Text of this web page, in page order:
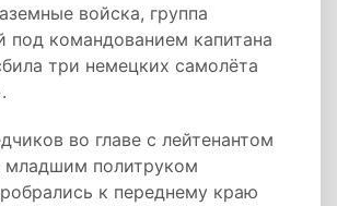
войска, группа
под командованием капитана
три немецких самолёта
во главе с лейтенантом
политруком
к переднему краю